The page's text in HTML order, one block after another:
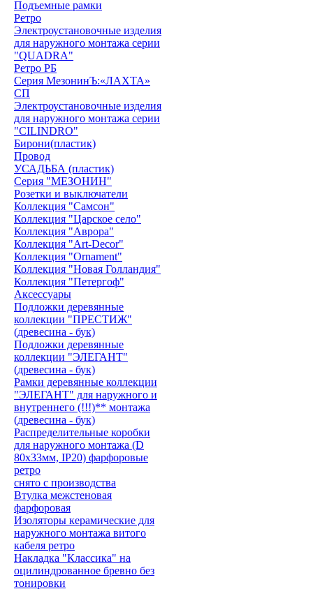
Подъемные рамки
Ретро
Электроустановочные изделия
для наружного монтажа серии
"QUADRА"
Ретро РБ
Серия МезонинЪ:«ЛАХТА»
СП
Электроустановочные изделия
для наружного монтажа серии
"CILINDRO"
Бирони(пластик)
Провод
УСАДЬБА (пластик)
Серия "МЕЗОНИН"
Розетки и выключатели
Коллекция "Самсон"
Коллекция "Царское село"
Коллекция "Аврора"
Коллекция "Art-Decor"
Коллекция "Ornament"
Коллекция "Новая Голландия"
Коллекция "Петергоф"
Аксессуары
Подложки деревянные
коллекции "ПРЕСТИЖ"
(древесина - бук)
Подложки деревянные
коллекции "ЭЛЕГАНТ"
(древесина - бук)
Рамки деревянные коллекции
"ЭЛЕГАНТ" для наружного и
внутреннего (!!!)** монтажа
(древесина - бук)
Распределительные коробки
для наружного монтажа (D
80х33мм, IP20) фарфоровые
ретро
снято с производства
Втулка межстеновая
фарфоровая
Изоляторы керамические для
наружного монтажа витого
кабеля ретро
Накладка "Классика" на
оцилиндрованное бревно без
тонировки